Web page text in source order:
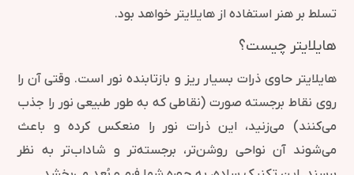
تسلط بر هنر استفاده از هایلایتر خواهد بود.
هایلایتر چیست؟
هایلایتر حاوی ذرات بسیار ریز و بازتابنده نور است. وقتی آن را
روی نقاط برجسته صورت (نقاطی که به طور طبیعی نور را جذب
می‌کنند) می‌زنید، این ذرات نور را منعکس کرده و باعث
می‌شوند آن نواحی روشن‌تر، برجسته‌تر و شاداب‌تر به نظر